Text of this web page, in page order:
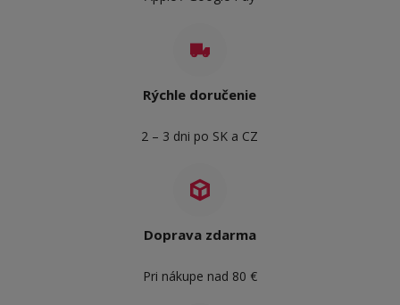
Rýchle doručenie
2 – 3 dni po SK a CZ
Doprava zdarma
Pri nákupe nad 80 €